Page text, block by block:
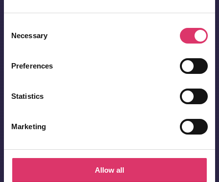
Selection
Necessary
Preferences
Statistics
Marketing
Allow all